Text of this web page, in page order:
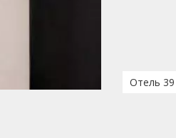
Отель